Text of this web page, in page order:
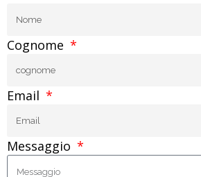
Cognome
Email
Messaggio